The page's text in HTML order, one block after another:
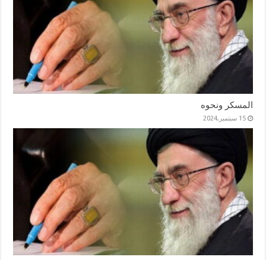
المسكر ونحوه
15 سبتمبر,2024